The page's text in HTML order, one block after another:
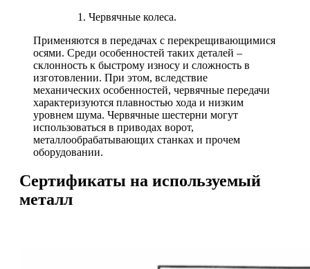
Червячные колеса.
Применяются в передачах с перекрещивающимися
осями. Среди особенностей таких деталей –
склонность к быстрому износу и сложность в
изготовлении. При этом, вследствие
механических особенностей, червячные передачи
характеризуются плавностью хода и низким
уровнем шума. Червячные шестерни могут
использоваться в приводах ворот,
металлообрабатывающих станках и прочем
оборудовании.
Сертификаты на используемый
металл